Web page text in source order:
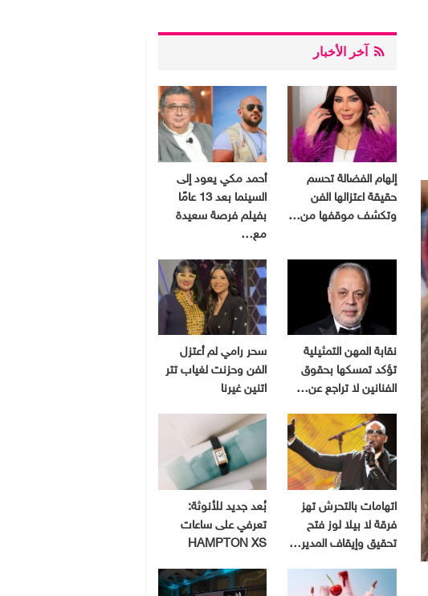
آخر الأخبار
إلهام الفضالة تحسم
حقيقة اعتزالها الفن
وتكشف موقفها من…
أحمد مكي يعود إلى
السينما بعد 13 عامًا
بفيلم فرصة سعيدة
مع…
نقابة المهن التمثيلية
تؤكد تمسكها بحقوق
الفنانين لا تراجع عن…
سحر رامي لم أعتزل
الفن وحزنت لغياب تتر
اتنين غيرنا
اتهامات بالتحرش تهز
فرقة لا بيلا لوز فتح
تحقيق وإيقاف المدير…
بُعد جديد للأنوثة:
تعرفي على ساعات
HAMPTON XS